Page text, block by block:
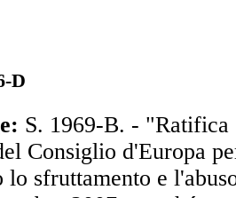
D
S. 1969-B. - "Ratifica
Consiglio d'Europa
sfruttamento e